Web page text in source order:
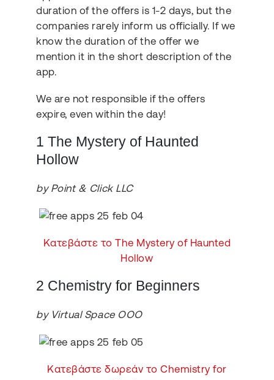
duration of the offers is 1-2 days, but the
companies rarely inform us officially. If we
know the duration of the offer we
mention it in the short description of the
app.
We are not responsible if the offers
expire, even within the day!
1 The Mystery of Haunted
Hollow
by Point & Click LLC
Κατεβάστε το The Mystery of Haunted
Hollow
2 Chemistry for Beginners
by Virtual Space OOO
Κατεβάστε δωρεάν το Chemistry for